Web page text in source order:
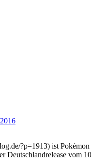
?p=1913) ist
Deutschlandrelease vom